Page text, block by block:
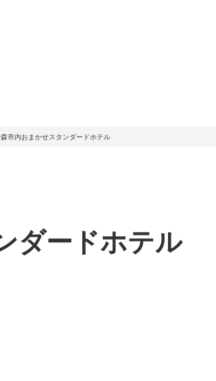
市内おまかせスタンダードホテル
ダードホテル